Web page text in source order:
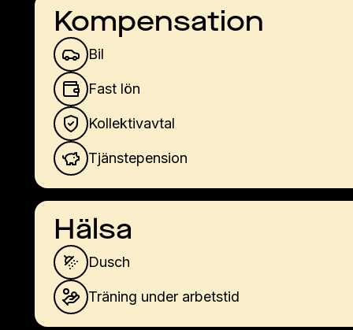
Kompensation
Bil
Fast lön
Kollektivavtal
Tjänstepension
Hälsa
Dusch
Träning under arbetstid